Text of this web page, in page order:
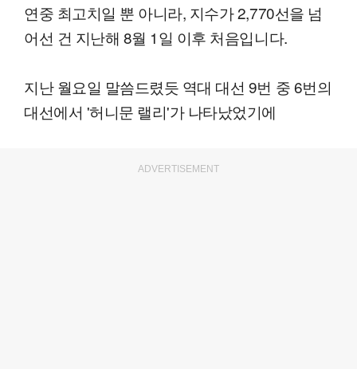
연중 최고치일 뿐 아니라, 지수가 2,770선을 넘
어선 건 지난해 8월 1일 이후 처음입니다.
지난 월요일 말씀드렸듯 역대 대선 9번 중 6번의
대선에서 '허니문 랠리'가 나타났었기에
ADVERTISEMENT